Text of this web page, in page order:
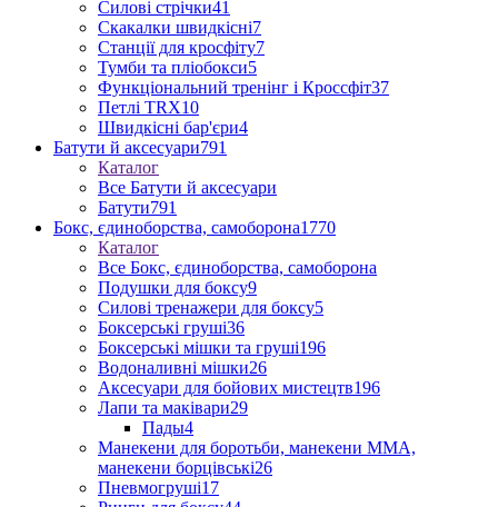
Силові стрічки41
Скакалки швидкісні7
Станції для кросфіту7
Тумби та пліобокси5
Функціональний тренінг і Кроссфіт37
Петлі TRX10
Швидкісні бар'єри4
Батути й аксесуари791
Каталог
Все Батути й аксесуари
Батути791
Бокс, єдиноборства, самоборона1770
Каталог
Все Бокс, єдиноборства, самоборона
Подушки для боксу9
Силові тренажери для боксу5
Боксерські груші36
Боксерські мішки та груші196
Водоналивні мішки26
Аксесуари для бойових мистецтв196
Лапи та маківари29
Пады4
Манекени для боротьби, манекени ММА,
манекени борцівські26
Пневмогруші17